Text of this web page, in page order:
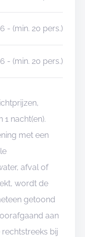
- (min. 20 pers.)
- (min. 20 pers.)
nacht(en).
met een
afval of
wordt de
getoond
aan
bij